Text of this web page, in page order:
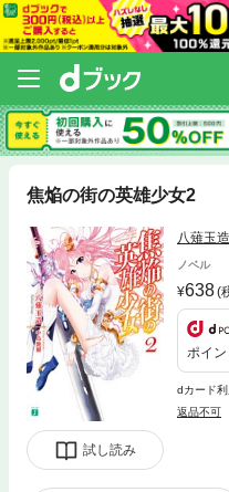
焦焔の街の英雄少女2
試し読み
八薙玉造
ノベル
638(
ポイ
dカード
返品不可